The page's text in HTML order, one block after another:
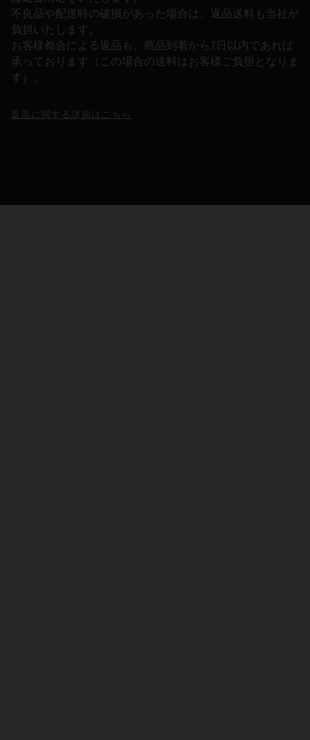
不良品や配送時の破損があった場合は、返品送料も当社が
負担いたします。
お客様都合による返品も、商品到着から7日以内であれば
承っております（この場合の送料はお客様ご負担となりま
す）。
返品に関する詳細はこちら